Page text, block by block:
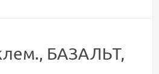
БАЗАЛЬТ,